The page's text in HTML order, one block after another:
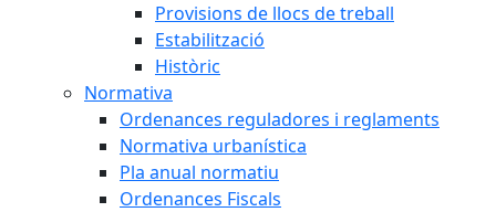
Provisions de llocs de treball
Estabilització
Històric
Normativa
Ordenances reguladores i reglaments
Normativa urbanística
Pla anual normatiu
Ordenances Fiscals